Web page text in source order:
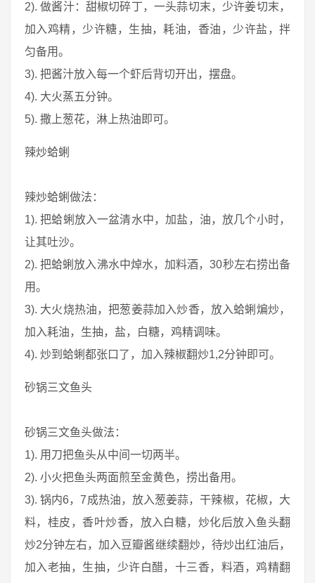
2). 做酱汁：甜椒切碎丁，一头蒜切末，少许姜切末，
加入鸡精，少许糖，生抽，耗油，香油，少许盐，拌
匀备用。
3). 把酱汁放入每一个虾后背切开出，摆盘。
4). 大火蒸五分钟。
5). 撒上葱花，淋上热油即可。
辣炒蛤蜊
辣炒蛤蜊做法：
1). 把蛤蜊放入一盆清水中，加盐，油，放几个小时，
让其吐沙。
2). 把蛤蜊放入沸水中焯水，加料酒，30秒左右捞出备
用。
3). 大火烧热油，把葱姜蒜加入炒香，放入蛤蜊煸炒，
加入耗油，生抽，盐，白糖，鸡精调味。
4). 炒到蛤蜊都张口了，加入辣椒翻炒1,2分钟即可。
砂锅三文鱼头
砂锅三文鱼头做法：
1). 用刀把鱼头从中间一切两半。
2). 小火把鱼头两面煎至金黄色，捞出备用。
3). 锅内6，7成热油，放入葱姜蒜，干辣椒，花椒，大
料，桂皮，香叶炒香，放入白糖，炒化后放入鱼头翻
炒2分钟左右，加入豆瓣酱继续翻炒，待炒出红油后，
加入老抽，生抽，少许白醋，十三香，料酒，鸡精翻